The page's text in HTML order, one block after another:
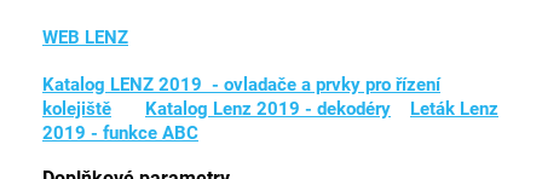
WEB LENZ
Katalog LENZ 2019 - ovladače a prvky pro řízení
kolejiště
Katalog Lenz 2019 - dekodéry
Leták Lenz
2019 - funkce ABC